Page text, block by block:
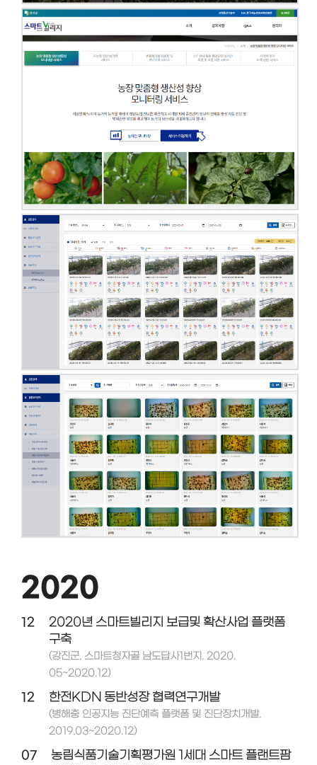
2020
12
2020년 스마트빌리지 보급및 확산사업 플랫폼
구축
(강진군. 스마트청자골 남도답사1번지. 2020.
05~2020.12)
12 한전KDN 동반성장 협력연구개발
(병해충 인공지능 진단예측 플랫폼 및 진단장치개발.
2019.03~2020.12)
07
농림식품기술기획평가원 1세대 스마트 플랜트팜